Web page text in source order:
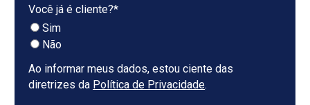
Você já é cliente?*
Sim
Não
Ao informar meus dados, estou ciente das
diretrizes da Política de Privacidade.